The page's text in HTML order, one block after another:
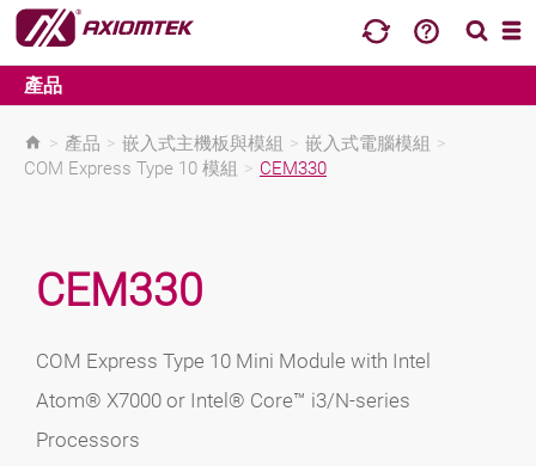
產品
> 產品 > 嵌入式主機板與模組 > 嵌入式電腦模組 >
COM Express Type 10 模組 > CEM330
CEM330
COM Express Type 10 Mini Module with Intel
Atom® X7000 or Intel® Core™ i3/N-series
Processors